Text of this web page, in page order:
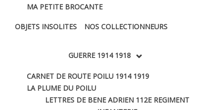
MA PETITE BROCANTE
OBJETS INSOLITES NOS COLLECTIONNEURS
GUERRE 1914 1918
CARNET DE ROUTE POILU 1914 1919
LA PLUME DU POILU
LETTRES DE BENE ADRIEN 112E REGIMENT